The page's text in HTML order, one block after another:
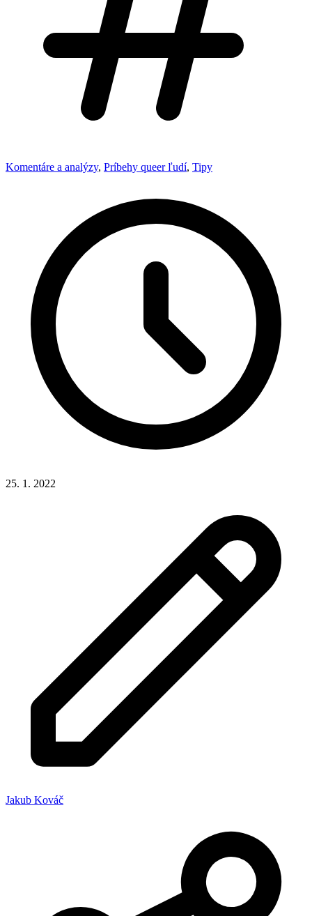
Komentáre a analýzy, Príbehy queer ľudí, Tipy
25. 1. 2022
Jakub Kováč